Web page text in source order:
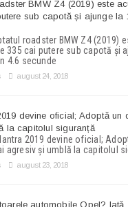
roadster BMW Z4 (2019)
335 cai putere sub capotă și
4.6 secunde
august 24, 2018
2019 devine oficial;
agresiv și umblă la capitolul
august 23, 2018